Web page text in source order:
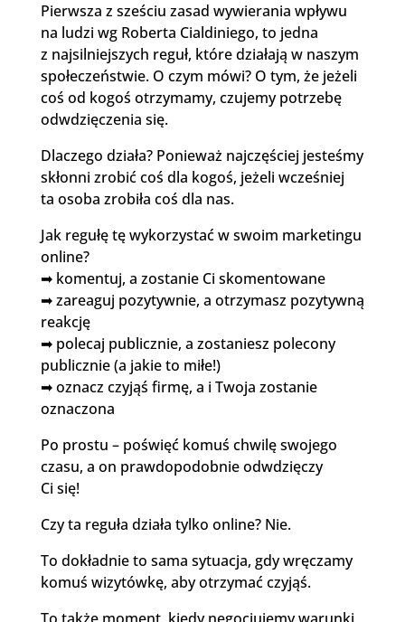
Pierwsza z sześciu zasad wywierania wpływu
na ludzi wg Roberta Cialdiniego, to jedna
z najsilniejszych reguł, które działają w naszym
społeczeństwie. O czym mówi? O tym, że jeżeli
coś od kogoś otrzymamy, czujemy potrzebę
odwdzięczenia się.
Dlaczego działa? Ponieważ najczęściej jesteśmy
skłonni zrobić coś dla kogoś, jeżeli wcześniej
ta osoba zrobiła coś dla nas.
Jak regułę tę wykorzystać w swoim marketingu
online?
➡ komentuj, a zostanie Ci skomentowane
➡ zareaguj pozytywnie, a otrzymasz pozytywną
reakcję
➡ polecaj publicznie, a zostaniesz polecony
publicznie (a jakie to miłe!)
➡ oznacz czyjąś firmę, a i Twoja zostanie
oznaczona
Po prostu – poświęć komuś chwilę swojego
czasu, a on prawdopodobnie odwdzięczy
Ci się!
Czy ta reguła działa tylko online? Nie.
To dokładnie to sama sytuacja, gdy wręczamy
komuś wizytówkę, aby otrzymać czyjąś.